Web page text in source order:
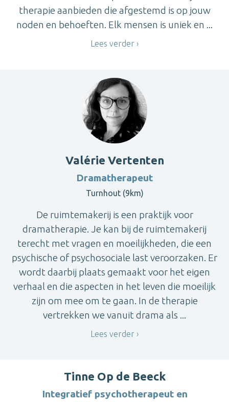
therapie aanbieden die afgestemd is op jouw
noden en behoeften. Elk mensen is uniek en ...
Lees verder
Valérie Vertenten
Dramatherapeut
Turnhout (9km)
De ruimtemakerij is een praktijk voor
dramatherapie. Je kan bij de ruimtemakerij
terecht met vragen en moeilijkheden, die een
psychische of psychosociale last veroorzaken. Er
wordt daarbij plaats gemaakt voor het eigen
verhaal en die aspecten in het leven die moeilijk
zijn om mee om te gaan. In de therapie
vertrekken we vanuit drama als ...
Lees verder
Tinne Op de Beeck
Integratief psychotherapeut en